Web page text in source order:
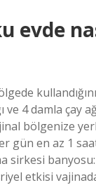
evde
ve 4 damla çay
bölgenize
gün en az 1
sirkesi
etkisi